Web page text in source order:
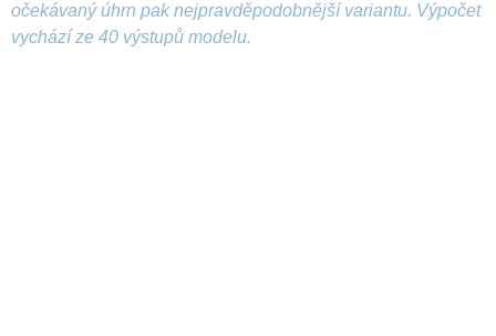
očekávaný úhrn pak nejpravděpodobnější variantu. Výpočet
vychází ze 40 výstupů modelu.